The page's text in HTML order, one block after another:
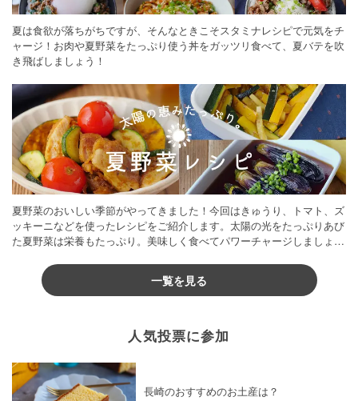
夏は食欲が落ちがちですが、そんなときこそスタミナレシピで元気をチ
ャージ！お肉や夏野菜をたっぷり使う丼をガッツリ食べて、夏バテを吹
き飛ばしましょう！
夏野菜のおいしい季節がやってきました！今回はきゅうり、トマト、ズ
ッキーニなどを使ったレシピをご紹介します。太陽の光をたっぷりあび
た夏野菜は栄養もたっぷり。美味しく食べてパワーチャージしましょう
一覧を見る
人気投票に参加
長崎のおすすめのお土産は？